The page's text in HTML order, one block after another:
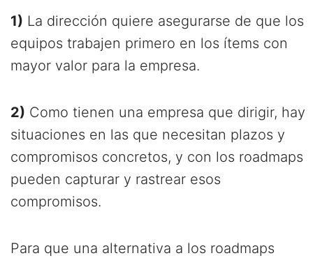
1) La dirección quiere asegurarse de que los
equipos trabajen primero en los ítems con
mayor valor para la empresa.
2) Como tienen una empresa que dirigir, hay
situaciones en las que necesitan plazos y
compromisos concretos, y con los roadmaps
pueden capturar y rastrear esos
compromisos.
Para que una alternativa a los roadmaps